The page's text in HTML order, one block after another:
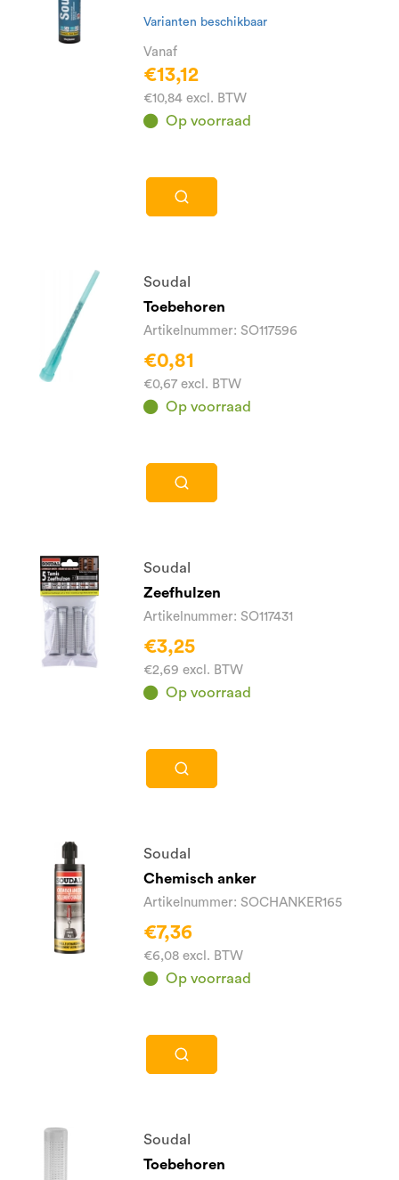
Varianten beschikbaar
Vanaf
€13,12
€10,84 excl. BTW
Op voorraad
Soudal
Toebehoren
Artikelnummer: SO117596
€0,81
€0,67 excl. BTW
Op voorraad
Soudal
Zeefhulzen
Artikelnummer: SO117431
€3,25
€2,69 excl. BTW
Op voorraad
Soudal
Chemisch anker
Artikelnummer: SOCHANKER165
€7,36
€6,08 excl. BTW
Op voorraad
Soudal
Toebehoren